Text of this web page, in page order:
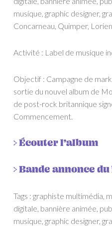
musique, graphic designer,
Concarneau, Quimper,
Activité : Label de musique
Objectif : Campagne de
sortie du nouvel album de
de post-rock britannique
Commencement.
> Écouter l’album
> Bande annonce
Tags : graphiste multimédia,
digitale, bannière animée,
musique, graphic designer,